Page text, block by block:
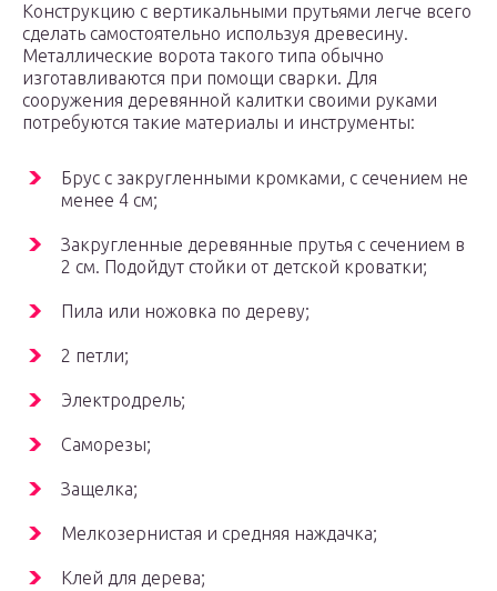
Конструкцию с вертикальными прутьями легче всего
сделать самостоятельно используя древесину.
Металлические ворота такого типа обычно
изготавливаются при помощи сварки. Для
сооружения деревянной калитки своими руками
потребуются такие материалы и инструменты:
Брус с закругленными кромками, с сечением не
менее 4 см;
Закругленные деревянные прутья с сечением в
2 см. Подойдут стойки от детской кроватки;
Пила или ножовка по дереву;
2 петли;
Электродрель;
Саморезы;
Защелка;
Мелкозернистая и средняя наждачка;
Клей для дерева;